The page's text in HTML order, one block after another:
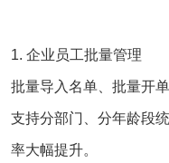
1. 企业员工批量管理
批量导入名单、批量开
支持分部门、分年龄段
率大幅提升。